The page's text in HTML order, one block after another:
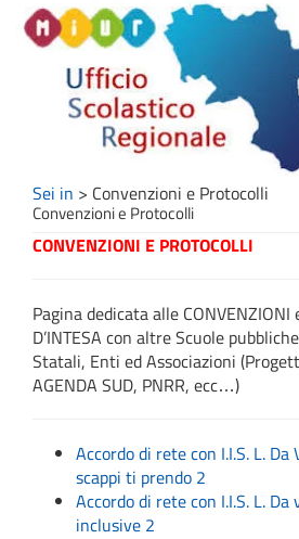
Sei in > Convenzioni e Protocolli
Convenzioni e Protocolli
CONVENZIONI E PROTOCOLLI
Pagina dedicata alle CONVENZIONI
D’INTESA con altre Scuole
Statali, Enti ed Associazioni
AGENDA SUD, PNRR, ecc…)
Accordo di rete con I.I.S. L.
scappi ti prendo 2
Accordo di rete con I.I.S. L.
inclusive 2